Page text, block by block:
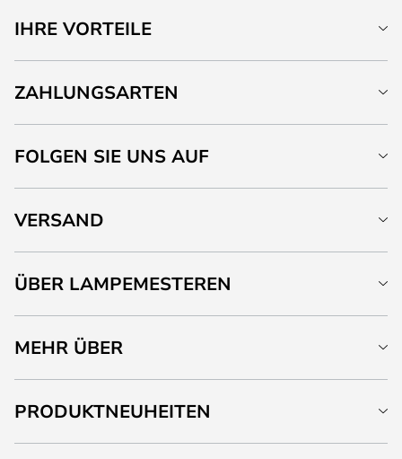
IHRE VORTEILE
ZAHLUNGSARTEN
FOLGEN SIE UNS AUF
VERSAND
ÜBER LAMPEMESTEREN
MEHR ÜBER
PRODUKTNEUHEITEN